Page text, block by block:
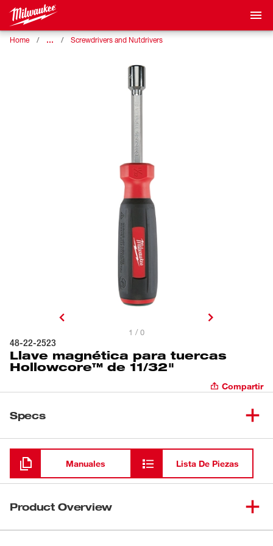
Home … Screwdrivers and Nutdrivers
1 / 0
48-22-2523
Llave magnética para tuercas
Hollowcore™ de 11/32"
Compartir
Specs
Cargando
Manuales Lista De Piezas
Product Overview